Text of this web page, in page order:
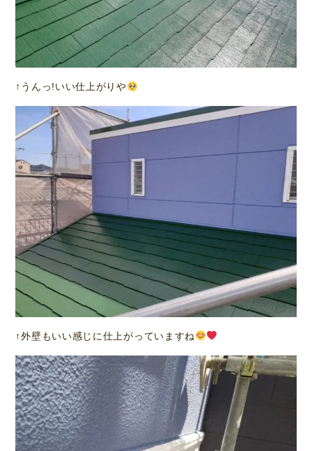
↑うんっ!いい仕上がりや
↑外壁もいい感じに仕上がっていますね